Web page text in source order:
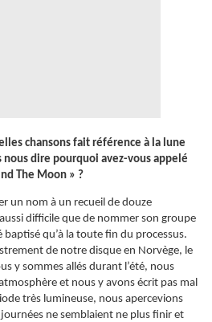
chansons fait référence à la lune
dire pourquoi avez-vous appelé
The Moon » ?
un nom à un recueil de douze
difficile que de nommer son groupe
baptisé qu’à la toute fin du processus.
de notre disque en Norvège, le
y sommes allés durant l’été, nous
et nous y avons écrit pas mal
très lumineuse, nous apercevions
ne semblaient ne plus finir et